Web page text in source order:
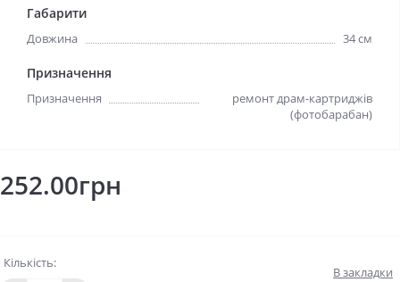
Габарити
Довжина 34 см
Призначення
Призначення
ремонт драм-картриджів
(фотобарабан)
252.00грн
Кількість:
В закладки